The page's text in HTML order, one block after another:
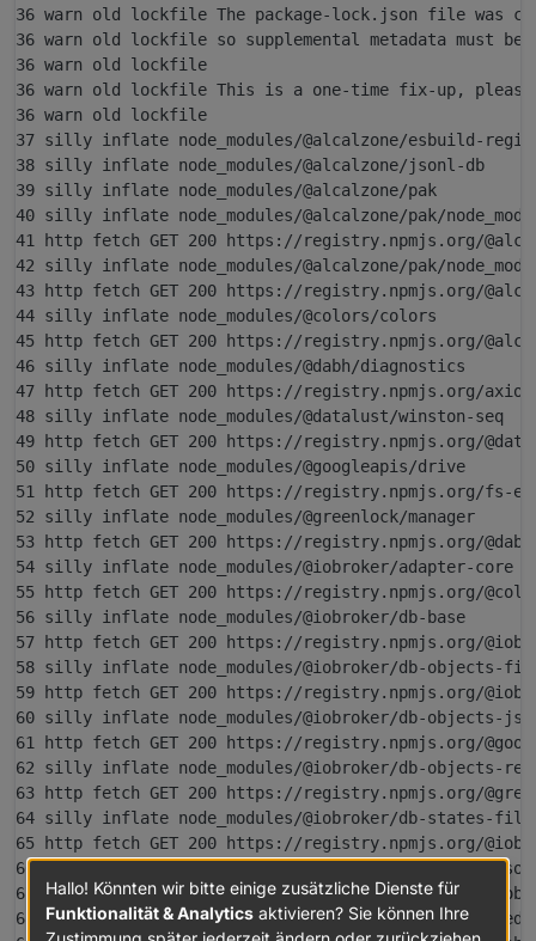
36 warn old lockfile The package-lock.json file was
36 warn old lockfile so supplemental metadata must
36 warn old lockfile
36 warn old lockfile This is a one-time fix-up,
36 warn old lockfile
37 silly inflate node_modules/@alcalzone/esbuild-
38 silly inflate node_modules/@alcalzone/jsonl-db
39 silly inflate node_modules/@alcalzone/pak
40 silly inflate node_modules/@alcalzone/pak/
41 http fetch GET 200 https://registry.npmjs.org/
42 silly inflate node_modules/@alcalzone/pak/
43 http fetch GET 200 https://registry.npmjs.org/
44 silly inflate node_modules/@colors/colors
45 http fetch GET 200 https://registry.npmjs.org/
46 silly inflate node_modules/@dabh/diagnostics
47 http fetch GET 200 https://registry.npmjs.org/axios
48 silly inflate node_modules/@datalust/winston-seq
49 http fetch GET 200 https://registry.npmjs.org/
50 silly inflate node_modules/@googleapis/drive
51 http fetch GET 200 https://registry.npmjs.org/fs-
52 silly inflate node_modules/@greenlock/manager
53 http fetch GET 200 https://registry.npmjs.org/
54 silly inflate node_modules/@iobroker/adapter-core
55 http fetch GET 200 https://registry.npmjs.org/
56 silly inflate node_modules/@iobroker/db-base
57 http fetch GET 200 https://registry.npmjs.org/
58 silly inflate node_modules/@iobroker/db-objects-
59 http fetch GET 200 https://registry.npmjs.org/
60 silly inflate node_modules/@iobroker/db-objects-
61 http fetch GET 200 https://registry.npmjs.org/
62 silly inflate node_modules/@iobroker/db-objects-
63 http fetch GET 200 https://registry.npmjs.org/
64 silly inflate node_modules/@iobroker/db-states-file
65 http fetch GET 200 https://registry.npmjs.org/
66 silly inflate node_modules/@iobroker/db-states-
67 http fetch GET 200 https://registry.npmjs.org/
68 silly inflate node_modules/@iobroker/db-states-
Hallo! Könnten wir bitte einige zusätzliche Dienste für
Funktionalität & Analytics aktivieren? Sie können Ihre